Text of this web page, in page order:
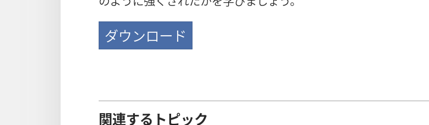
ダウンロード
関連するトピック